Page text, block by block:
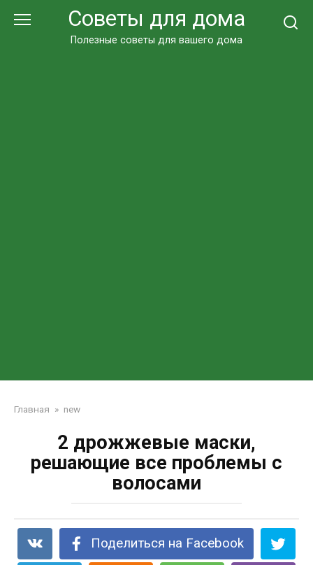
Советы для дома
Полезные советы для вашего дома
Главная » new
2 дрожжевые маски,
решающие все проблемы с
волосами
Поделиться на Facebook